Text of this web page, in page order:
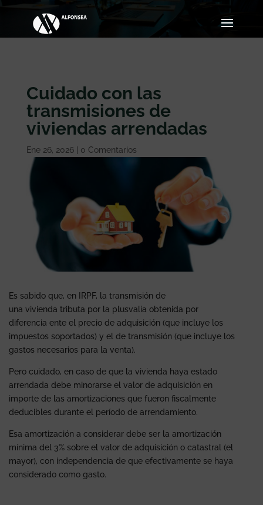
Cuidado con las
transmisiones de
viviendas arrendadas
Ene 26, 2026| 0 Comentarios
Es sabido que, en IRPF, la transmisión de
una vivienda tributa por la plusvalía obtenida por
diferencia ente el precio de adquisición (que incluye los
impuestos soportados) y el de transmisión (que incluye los
gastos necesarios para la venta).
Pero cuidado, en caso de que la vivienda haya estado
arrendada debe minorarse el valor de adquisición en
importe de las amortizaciones que fueron fiscalmente
deducibles durante el período de arrendamiento.
Esa amortización a considerar debe ser la amortización
mínima del 3% sobre el valor de adquisición o catastral (el
mayor), con independencia de que efectivamente se haya
considerado como gasto.